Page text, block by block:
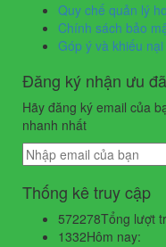
Quy chế quản lý
Chính sách bảo
Góp ý và khiếu nại
Đăng ký nhận ưu
Hãy đăng ký email của
nhanh nhất
Thống kê truy cập
572278Tổng lượt
1332Hôm nay: